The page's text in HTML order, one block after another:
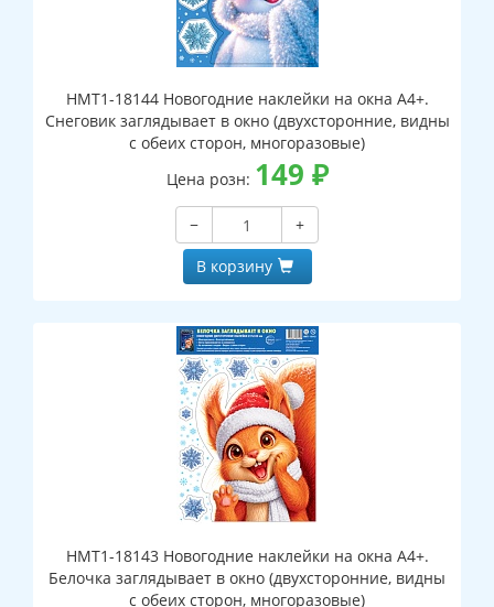
НМТ1-18144 Новогодние наклейки на окна А4+.
Снеговик заглядывает в окно (двухсторонние, видны
с обеих сторон, многоразовые)
Цена розн: 149 ₽
−
+
В корзину
НМТ1-18143 Новогодние наклейки на окна А4+.
Белочка заглядывает в окно (двухсторонние, видны
с обеих сторон, многоразовые)